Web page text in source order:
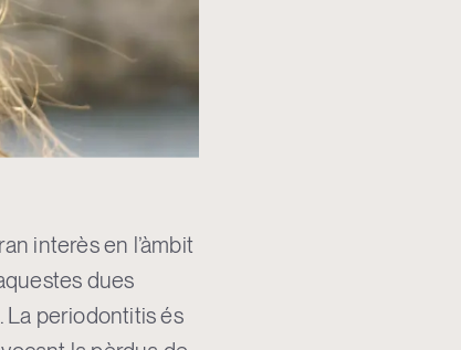
interès en l’àmbit
dues
La periodontitis és